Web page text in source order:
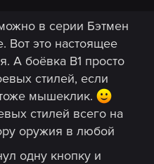
в серии Бэтмен
Вот это настоящее
А боёвка В1 просто
стилей, если
мышеклик.
стилей всего на
оружия в любой
одну кнопку и